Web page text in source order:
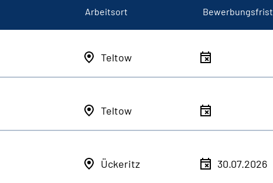
Arbeitsort Bewerbungsfrist
Teltow
Teltow
Ückeritz 30.07.2026